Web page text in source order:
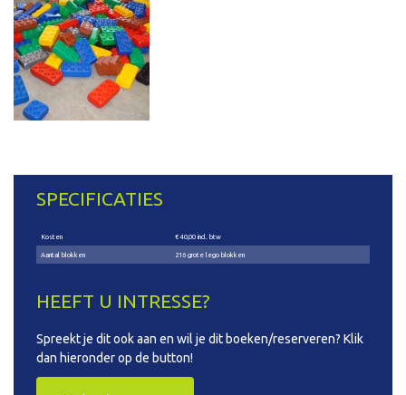
SPECIFICATIES
Kosten € 40,00 incl. btw
Aantal blokken 216 grote lego blokken
HEEFT U INTRESSE?
Spreekt je dit ook aan en wil je dit boeken/reserveren? Klik
dan hieronder op de button!